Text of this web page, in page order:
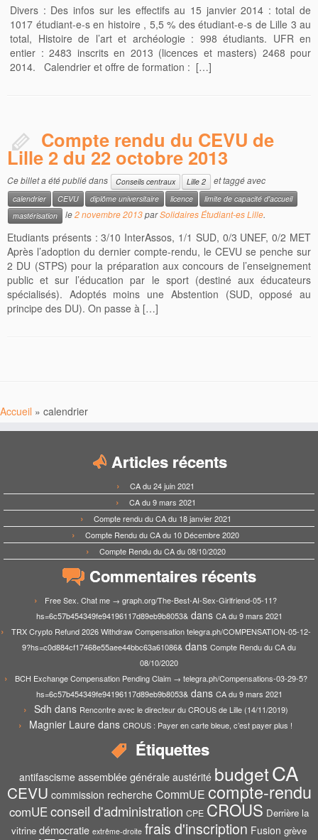
Divers : Des infos sur les effectifs au 15 janvier 2014 : total de
1017 étudiant-e-s en histoire , 5,5 % des étudiant-e-s de Lille 3 au
total, Histoire de l’art et archéologie : 998 étudiants. UFR en
entier : 2483 inscrits en 2013 (licences et masters) 2468 pour
2014. Calendrier et offre de formation : […]
Compte rendu du CEVU de
Lille 2 du 22 octobre 2013
Ce billet a été publié dans Conseils centraux Lille 2 et taggé avec
calendrier CEVU diplôme universitaire licence
limite de capacité d'accueil
mastérisation
le2 novembre 2013parSolidaires Étudiant-es Lille.
Etudiants présents : 3/10 InterAssos, 1/1 SUD, 0/3 UNEF, 0/2 MET
Après l’adoption du dernier compte-rendu, le CEVU se penche sur
2 DU (STPS) pour la préparation aux concours de l’enseignement
public et sur l’éducation par le sport (destiné aux éducateurs
spécialisés). Adoptés moins une Abstention (SUD, opposé au
principe des DU). On passe à […]
Accueil » calendrier
Articles récents
CA du 24 juin 2021
CA du 9 mars 2021
Compte rendu du CA du 18 janvier 2021
Compte Rendu du CA du 10 Décembre 2020
Compte Rendu du CA du 08/10/2020
Commentaires récents
Free Sex. Chat me → graph.org/The-Best-AI-Sex-Girlfriend-05-11?
hs=6c57b454349fe94196117d89eb9b8053&dans CA du 9 mars 2021
TRX Crypto Refund 2026 Withdraw Compensation telegra.ph/COMPENSATION-05-12-
9?hs=c0d884cf17468e55aee44bbc63a61086& dans Compte Rendu du CA du
08/10/2020
BCH Exchange Compensation Pending Claim → telegra.ph/Compensations-03-29-5?
hs=6c57b454349fe94196117d89eb9b8053&dans CA du 9 mars 2021
Sdh dans Rencontre avec le directeur du CROUS de Lille (14/11/2019)
Magnier Laure dans CROUS : Payer en carte bleue, c’est payer plus !
Étiquettes
antifascisme assemblée générale austérité budgetCA
CEVU commission recherche CommUE compte-rendu
comUEconseil d'administration CPE CROUS Derrière la
vitrine démocratie extrême-droite frais d'inscription Fusion grève